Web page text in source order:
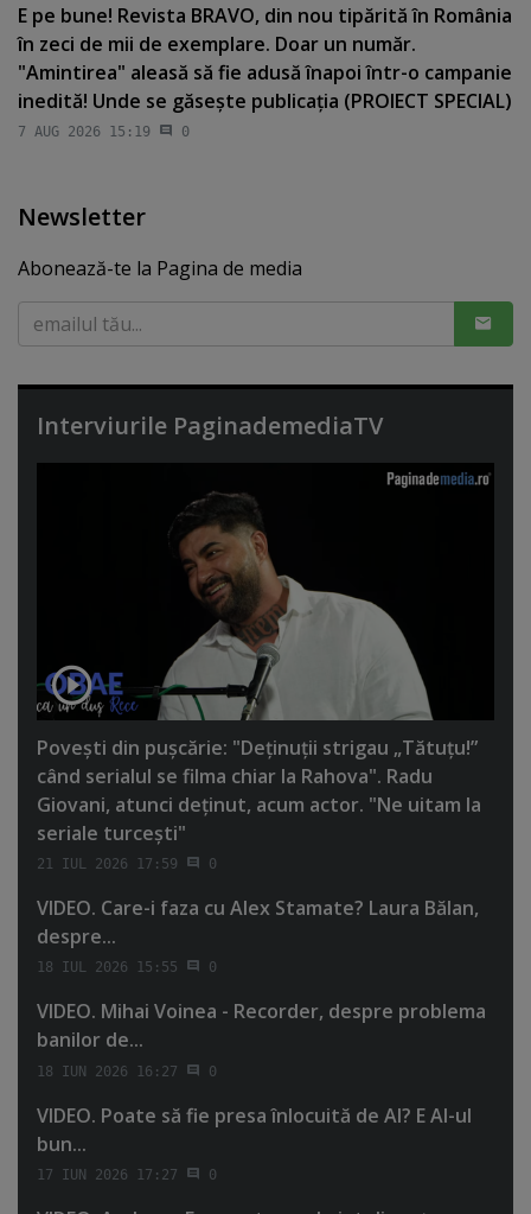
E pe bune! Revista BRAVO, din nou tipărită în România
în zeci de mii de exemplare. Doar un număr.
"Amintirea" aleasă să fie adusă înapoi într-o campanie
inedită! Unde se găseşte publicaţia (PROIECT SPECIAL)
7 AUG 2026 15:19 0
Newsletter
Abonează-te la Pagina de media
Interviurile PaginademediaTV
Poveşti din puşcărie: "Deţinuţii strigau „Tătuţu!”
când serialul se filma chiar la Rahova". Radu
Giovani, atunci deţinut, acum actor. "Ne uitam la
seriale turceşti"
21 IUL 2026 17:59 0
VIDEO. Care-i faza cu Alex Stamate? Laura Bălan,
despre...
18 IUL 2026 15:55 0
VIDEO. Mihai Voinea - Recorder, despre problema
banilor de...
18 IUN 2026 16:27 0
VIDEO. Poate să fie presa înlocuită de AI? E AI-ul
bun...
17 IUN 2026 17:27 0